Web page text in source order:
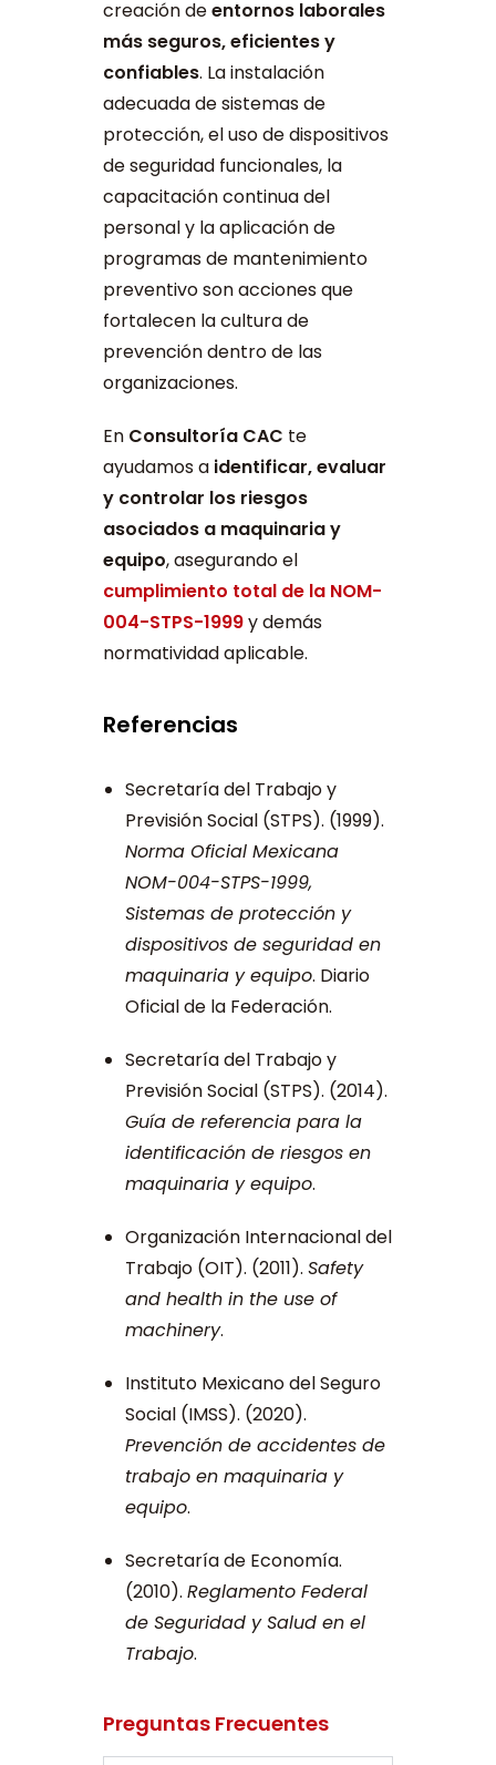
creación deentornos laborales
más seguros, eficientes y
confiables. La instalación
adecuada de sistemas de
protección, el uso de dispositivos
de seguridad funcionales, la
capacitación continua del
personal y la aplicación de
programas de mantenimiento
preventivo son acciones que
fortalecen la cultura de
prevención dentro de las
organizaciones.
En Consultoría CAC te
ayudamos a identificar, evaluar
y controlar los riesgos
asociados a maquinaria y
equipo, asegurando el
cumplimiento total de la NOM-
004-STPS-1999y demás
normatividad aplicable.
Referencias
Secretaría del Trabajo y
Previsión Social (STPS). (1999).
Norma Oficial Mexicana
NOM-004-STPS-1999,
Sistemas de protección y
dispositivos de seguridad en
maquinaria y equipo. Diario
Oficial de la Federación.
Secretaría del Trabajo y
Previsión Social (STPS). (2014).
Guía de referencia para la
identificación de riesgos en
maquinaria y equipo.
Organización Internacional del
Trabajo (OIT). (2011). Safety
and health in the use of
machinery.
Instituto Mexicano del Seguro
Social (IMSS). (2020).
Prevención de accidentes de
trabajo en maquinaria y
equipo.
Secretaría de Economía.
(2010). Reglamento Federal
de Seguridad y Salud en el
Trabajo.
Preguntas Frecuentes